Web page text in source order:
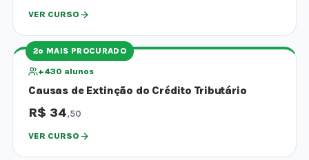
VER CURSO
2º MAIS PROCURADO
+430 alunos
Causas de Extinção do Crédito Tributário
R$ 34,50
VER CURSO